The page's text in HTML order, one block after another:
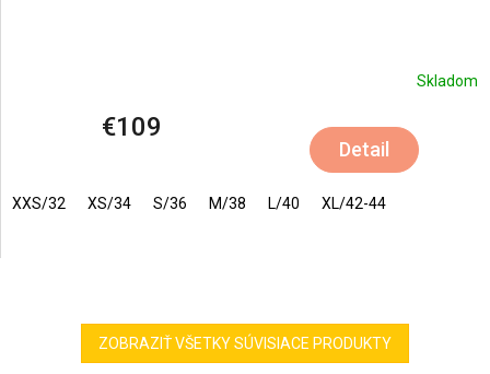
Skladom
€109
Detail
XXS/32 XS/34 S/36 M/38 L/40 XL/42-44
ZOBRAZIŤ VŠETKY SÚVISIACE PRODUKTY